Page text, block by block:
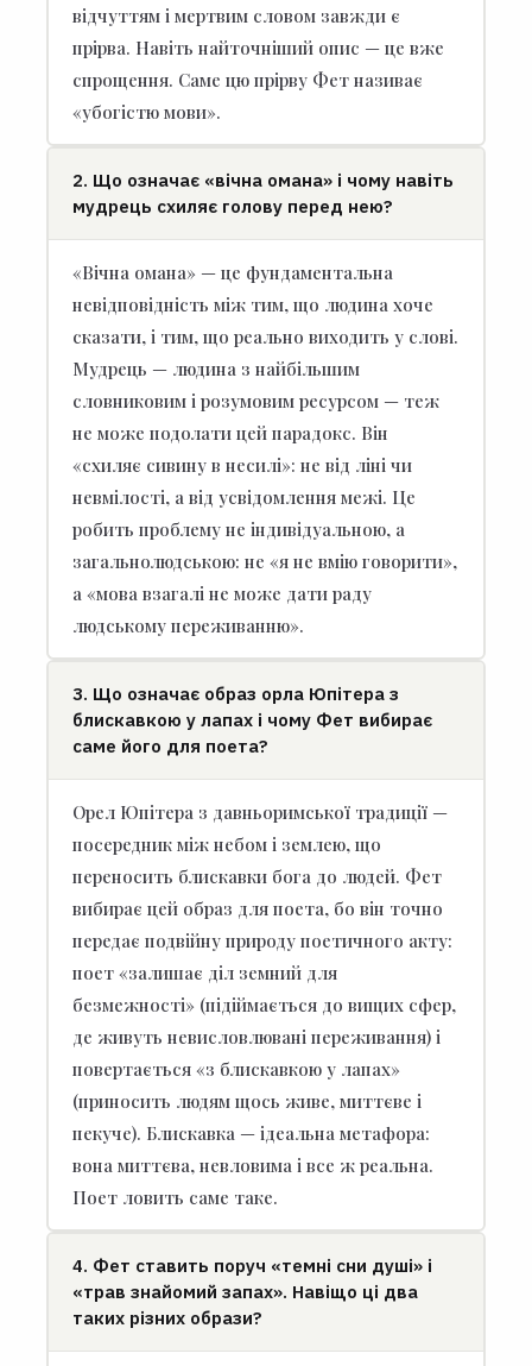
відчуттям і мертвим словом завжди є
прірва. Навіть найточніший опис — це вже
спрощення. Саме цю прірву Фет називає
«убогістю мови».
2. Що означає «вічна омана» і чому навіть
мудрець схиляє голову перед нею?
«Вічна омана» — це фундаментальна
невідповідність між тим, що людина хоче
сказати, і тим, що реально виходить у слові.
Мудрець — людина з найбільшим
словниковим і розумовим ресурсом — теж
не може подолати цей парадокс. Він
«схиляє сивину в несилі»: не від ліні чи
невмілості, а від усвідомлення межі. Це
робить проблему не індивідуальною, а
загальнолюдською: не «я не вмію говорити»,
а «мова взагалі не може дати раду
людському переживанню».
3. Що означає образ орла Юпітера з
блискавкою у лапах і чому Фет вибирає
саме його для поета?
Орел Юпітера з давньоримської традиції —
посередник між небом і землею, що
переносить блискавки бога до людей. Фет
вибирає цей образ для поета, бо він точно
передає подвійну природу поетичного акту:
поет «залишає діл земний для
безмежності» (підіймається до вищих сфер,
де живуть невисловлювані переживання) і
повертається «з блискавкою у лапах»
(приносить людям щось живе, миттєве і
пекуче). Блискавка — ідеальна метафора:
вона миттєва, невловима і все ж реальна.
Поет ловить саме таке.
4. Фет ставить поруч «темні сни душі» і
«трав знайомий запах». Навіщо ці два
таких різних образи?